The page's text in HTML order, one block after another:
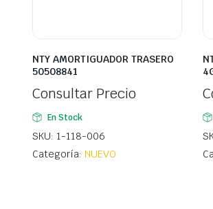
NTY AMORTIGUADOR TRASERO
50508841
Consultar Precio
En Stock
SKU: 1-118-006
Categoría: NUEVO